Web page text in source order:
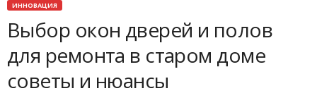
ИННОВАЦИЯ
Выбор окон дверей и полов
для ремонта в старом доме
советы и нюансы